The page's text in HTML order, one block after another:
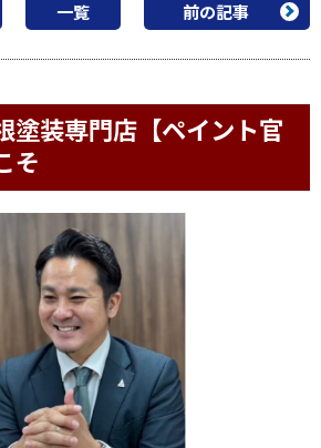
一覧 前の記事
塗装専門店【ペイント官
そ